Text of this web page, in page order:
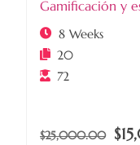
Gamificación y
8 Weeks
20
72
$25,000.00